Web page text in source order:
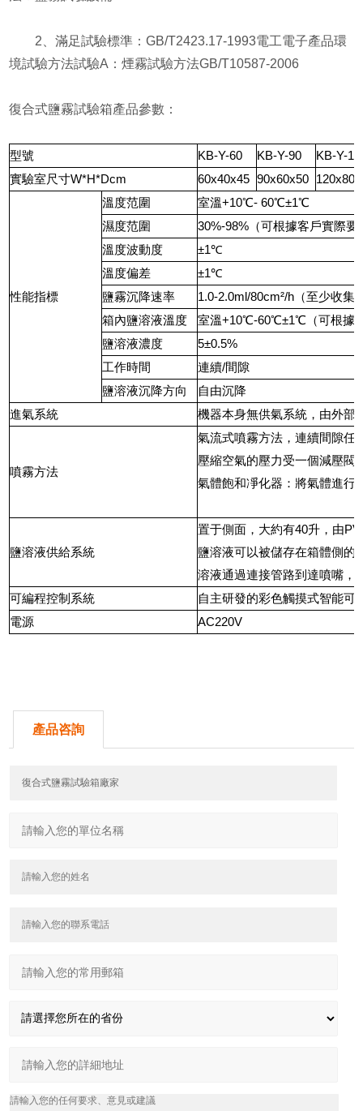
2、滿足試驗標準：GB/T2423.17-1993電工電子產品環
境試驗方法試驗A：煙霧試驗方法GB/T10587-2006
復合式鹽霧試驗箱產品參數：
型號 KB-Y-60 KB-Y-90
KB-Y-
實驗室尺寸W*H*Dcm
60x40x45 90x60x50
性能指標
溫度范圍 室溫+10℃- 60℃±1℃
濕度范圍
30%-98%（可根據客戶實際
溫度波動度
±1℃
溫度偏差
±1℃
鹽霧沉降速率
1.0-2.0ml/80cm²/h（至少收集
箱內鹽溶液溫度
室溫+10℃-60℃±1℃（可根據
鹽溶液濃度
5±0.5%
工作時間
連續/間隙
鹽溶液沉降方向
自由沉降
進氣系統
機器本身無供氣系統，由外部
噴霧方法
氣流式噴霧方法，連續間隙任
壓縮空氣的壓力受一個減壓閥
氣體飽和凈化器：將氣體進行
鹽溶液供給系統
置于側面，大約有40升，由
鹽溶液可以被儲存在箱體側的
溶液通過連接管路到達噴嘴，
可編程控制系統
自主研發的彩色觸摸式智能可
電源
AC220V
產品咨詢